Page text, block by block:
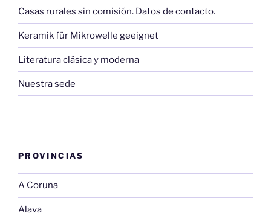
Casas rurales sin comisión. Datos de contacto.
Keramik für Mikrowelle geeignet
Literatura clásica y moderna
Nuestra sede
PROVINCIAS
A Coruña
Alava